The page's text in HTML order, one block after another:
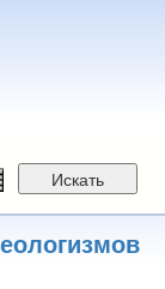
Искать